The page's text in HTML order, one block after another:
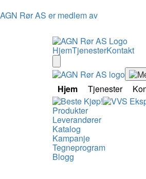
AGN Rør AS er medlem av
HjemTjenesterKontakt
Hjem Tjenester
Produkter
Leverandører
Katalog
Kampanje
Tegneprogram
Blogg